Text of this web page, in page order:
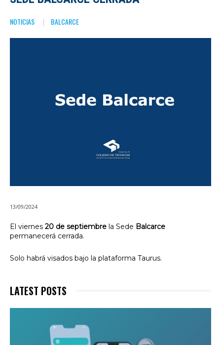
NOTICIAS BALCARCE
13/09/2024
El viernes 20 de septiembre la Sede Balcarce
permanecerá cerrada.
Solo habrá visados bajo la plataforma Taurus.
LATEST POSTS